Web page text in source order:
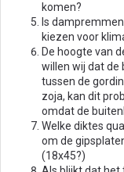
komen?
Is
kiezen voor
De hoogte van
willen wij dat de
tussen de
zoja, kan dit
omdat de
Welke diktes
om de
(18x45?)